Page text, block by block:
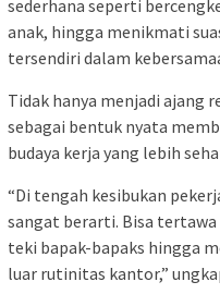
sederhana seperti
anak, hingga menikmati
tersendiri dalam
Tidak hanya menjadi ajang
sebagai bentuk nyata
budaya kerja yang lebih
“Di tengah kesibukan
sangat berarti. Bisa
teki bapak-bapaks hingga
luar rutinitas kantor,”